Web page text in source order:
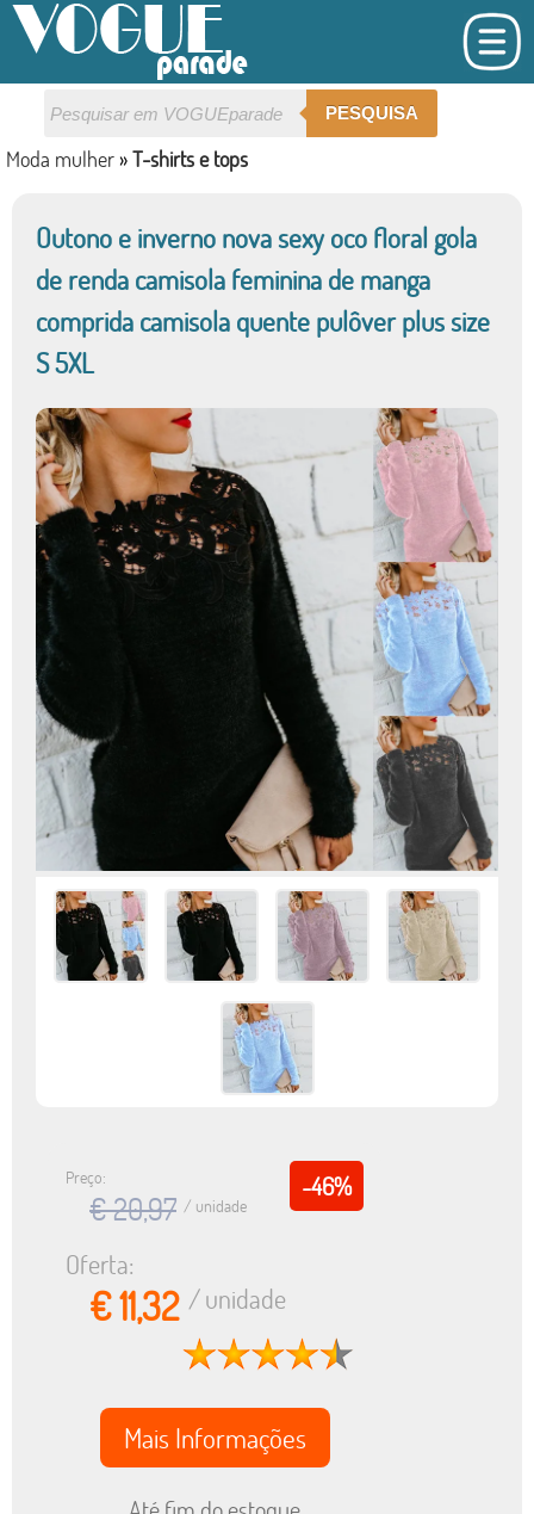
PESQUISA
Moda mulher »T-shirts e tops
Outono e inverno nova sexy oco floral gola
de renda camisola feminina de manga
comprida camisola quente pulôver plus size
S 5XL
-46%
Preço:
€ 20,97 / unidade
Oferta:
€ 11,32/ unidade
Mais Informações